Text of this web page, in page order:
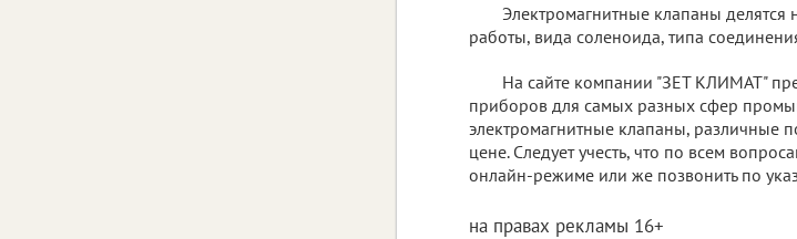
Электромагнитные клапаны делятся
работы, вида соленоида, типа
На сайте компании "ЗЕТ КЛИМАТ"
приборов для самых разных сфер
электромагнитные клапаны, различные
цене. Следует учесть, что по всем
онлайн-режиме или же позвонить по
на правах рекламы 16+